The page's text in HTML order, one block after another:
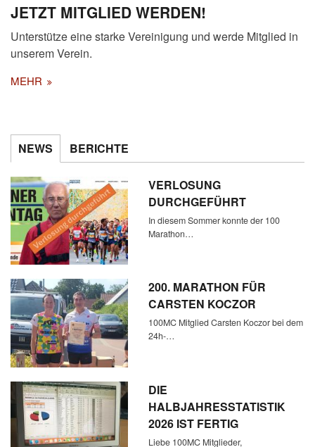
JETZT MITGLIED WERDEN!
Unterstütze eine starke Vereinigung und werde Mitglied in
unserem Verein.
MEHR
NEWS BERICHTE
VERLOSUNG
DURCHGEFÜHRT
In diesem Sommer konnte der 100
Marathon…
200. MARATHON FÜR
CARSTEN KOCZOR
100MC Mitglied Carsten Koczor bei dem
24h-…
DIE
HALBJAHRESSTATISTIK
2026 IST FERTIG
Liebe 100MC Mitglieder,